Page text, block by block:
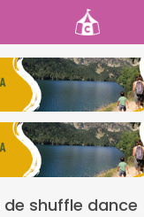
shuffle dance